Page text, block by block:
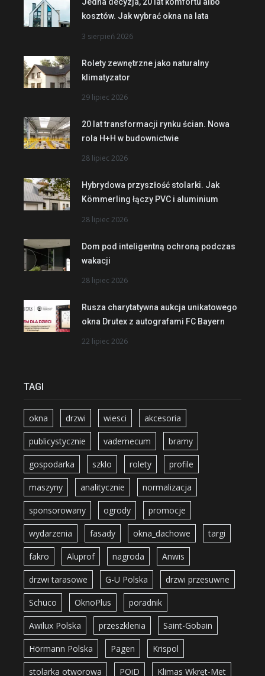
Jedna decyzja, 20 lat komfortu albo
kosztów. Jak wybrać okna na lata
3 sierpień 2026
Rolety zewnętrzne jako naturalny
klimatyzator
29 lipiec 2026
20 lat transformacji rynku ścian. Nowa
rola H+H w budownictwie
28 lipiec 2026
Hybrydowa przyszłość stolarki. Jak
Kömmerling łączy PVC i aluminium
28 lipiec 2026
Dom pod inteligentną ochroną podczas
wakacji
28 lipiec 2026
Rusza charytatywna aukcja unikatowego
okna Drutex z autografami FC Bayern
22 lipiec 2026
TAGI
okna drzwi wiesci akcesoria
publicystycznie vademecum bramy
gospodarka szklo rolety profile
maszyny analitycznie normalizacja
sponsorowany ogrody promocje
wydarzenia fasady okna_dachowe targi
fakro Aluprof nagroda Anwis
drzwi tarasowe G-U Polska drzwi przesuwne
Schüco OknoPlus poradnik
Awilux Polska przeszklenia Saint-Gobain
Hörmann Polska Pagen Krispol
stolarka otworowa POiD Klimas Wkręt-Met